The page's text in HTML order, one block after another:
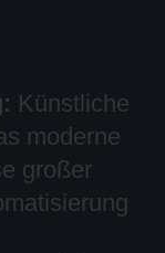
Künstliche
moderne
großer